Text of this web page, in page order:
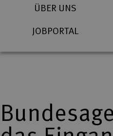
ÜBER UNS
JOBPORTAL